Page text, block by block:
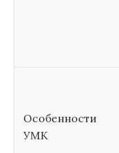
Особенности
УМК